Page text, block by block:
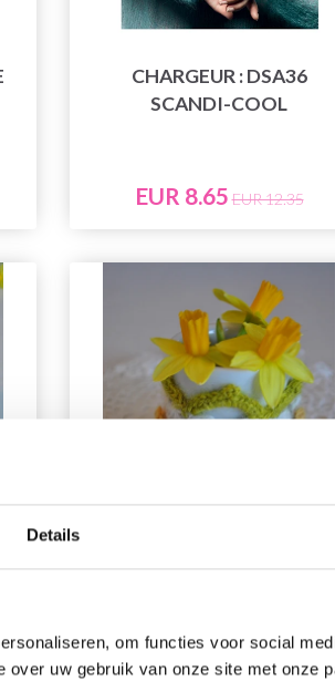
Details
om functies voor social
uw gebruik van onze site met onze
CHARGEUR : DSA36
SCANDI-COOL
EUR 8.65 EUR 12.35